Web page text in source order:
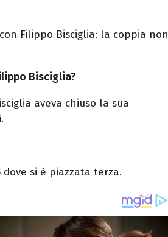
Filippo Bisciglia: la coppia non
Bisciglia?
aveva chiuso la sua
si è piazzata terza.